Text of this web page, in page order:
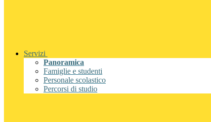
Servizi
Panoramica
Famiglie e studenti
Personale scolastico
Percorsi di studio